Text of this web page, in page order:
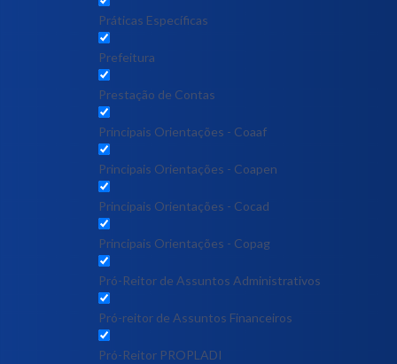
Práticas Específicas
Prefeitura
Prestação de Contas
Principais Orientações - Coaaf
Principais Orientações - Coapen
Principais Orientações - Cocad
Principais Orientações - Copag
Pró-Reitor de Assuntos Administrativos
Pró-reitor de Assuntos Financeiros
Pró-Reitor PROPLADI